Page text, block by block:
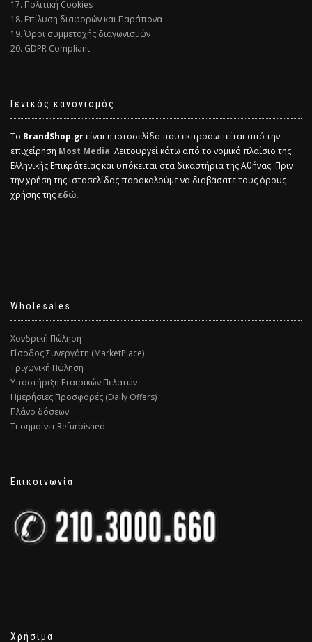
17. Πολιτική Cookies
18. Επίλυση διαφορών και Παράπονα
19. Όροι συμμετοχής διαγωνισμών
20. GDPR Compliant
Γενικός κανονισμός
Το BrandShop.gr είναι η ιστοσελίδα που εκπροσωπείται από την
επιχείρηση Most Media. Λειτουργεί κάτω από το νομικό πλαίσιο της
Ελληνικής Επικράτειας και υπόκειται στα δικαστήρια της Αθήνας. Πριν
την χρήση της ιστοσελίδας παρακαλούμε να διαβάσατε τους όρους
χρήσης τηςεδώ.
Wholesales
Χονδρική Πώληση
Είσοδος Συνεργάτη (MarketPlace)
Τριγωνική Πώληση
Υποστήριξη Εταιρικών Πελατών
Ημερήσιες Προσφορές (Daily Offers)
Πλάνο δόσεων
Τι σημαίνει Refurbished
Επικοινωνία
Χρήσιμα